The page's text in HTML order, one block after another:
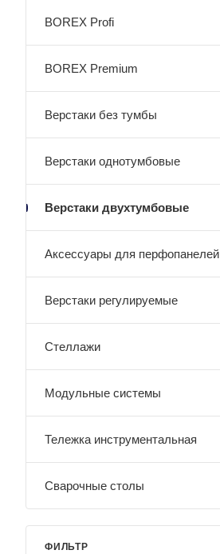
BOREX Profi
BOREX Premium
Верстаки без тумбы
Верстаки однотумбовые
Верстаки двухтумбовые
Аксессуары для перфопанелей
Верстаки регулируемые
Стеллажи
Модульные системы
Тележка инструментальная
Сварочные столы
ФИЛЬТР